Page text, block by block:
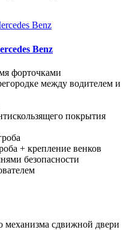
Benz
форточками
между водителем и
покрытия
+ крепление венков
безопасности
механизма сдвижной двери